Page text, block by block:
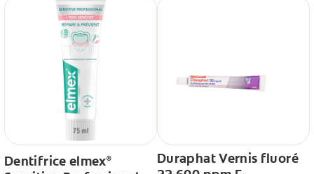
*Combat les bactéries de la plaque
dentaire avant que l’irritation des
gencives ne se développe.
Dentifrice elmex®
Duraphat Vernis fluoré